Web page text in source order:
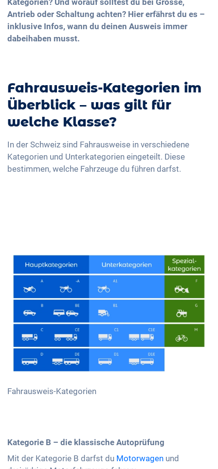
Kategorien? Und worauf solltest du bei Grösse,
Antrieb oder Schaltung achten? Hier erfährst du es –
inklusive Infos, wann du deinen Ausweis immer
dabeihaben musst.
Fahrausweis-Kategorien im
Überblick – was gilt für
welche Klasse?
In der Schweiz sind Fahrausweise in verschiedene
Kategorien und Unterkategorien eingeteilt. Diese
bestimmen, welche Fahrzeuge du führen darfst.
Fahrausweis-Kategorien
Kategorie B – die klassische Autoprüfung
Mit der Kategorie B darfst du Motorwagen und